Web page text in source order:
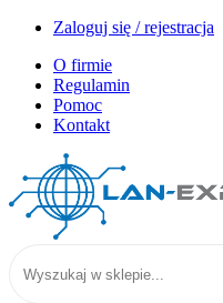
Zaloguj się / rejestracja
O firmie
Regulamin
Pomoc
Kontakt